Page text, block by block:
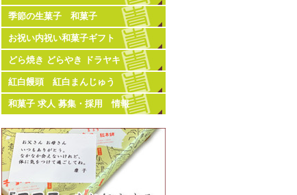
季節の生菓子 和菓子
お祝い内祝い和菓子ギフト
どら焼き どらやき ドラヤキ
紅白饅頭 紅白まんじゅう
和菓子 求人 募集・採用 情報